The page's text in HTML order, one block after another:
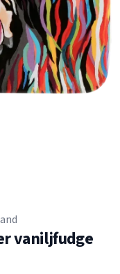
vaniljfudge